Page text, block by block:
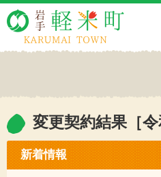
変更契約結果［令
新着情報